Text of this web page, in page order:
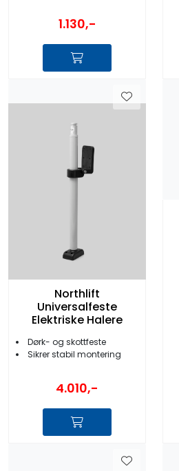
1.130,-
Northlift
Universalfeste
Elektriske Halere
Dørk- og skottfeste
Sikrer stabil montering
4.010,-